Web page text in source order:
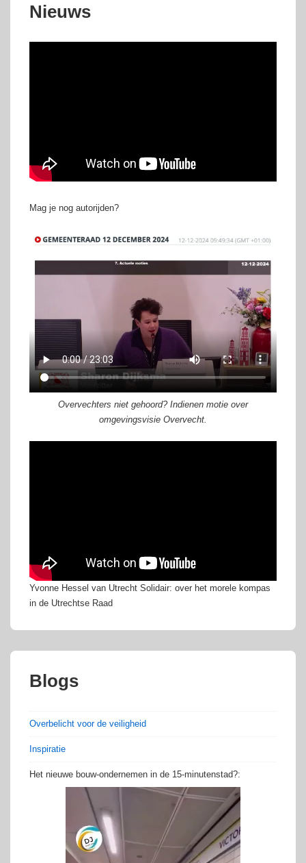
Nieuws
Mag je nog autorijden?
Overvechters niet gehoord? Indienen motie over
omgevingsvisie Overvecht.
Yvonne Hessel van Utrecht Solidair: over het morele kompas
in de Utrechtse Raad
Blogs
Overbelicht voor de veiligheid
Inspiratie
Het nieuwe bouw-ondernemen in de 15-minutenstad?: